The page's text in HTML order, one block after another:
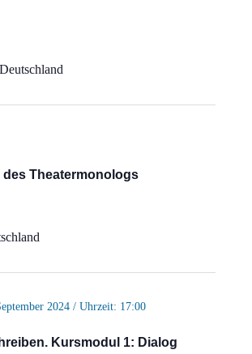
des Theatermonologs
Kursmodul 1: Dialog
2024 / Uhrzeit: 17:00